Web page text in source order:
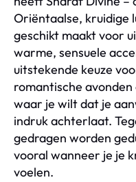
Oriëntaalse, kruidige
geschikt maakt voor
warme, sensuele
uitstekende keuze
romantische
waar je wilt dat je
indruk achterlaat.
gedragen worden
vooral wanneer je je
voelen.